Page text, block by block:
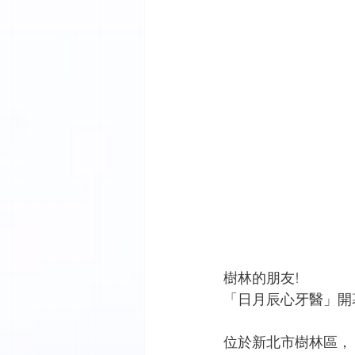
樹林的朋友!
「日月辰心牙醫」
位於新北市樹林區，